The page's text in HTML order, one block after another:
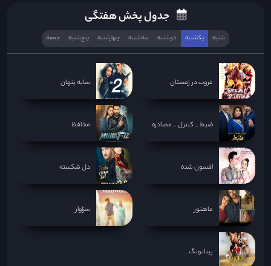
جدول پخش هفتگی
شنبه یکشنبه دوشنبه سه‌‌شنبه چهارشنبه پنج‌شنبه جمعه
غروب در زمستان سایه پنهان
ضبط _ کنترل _ مصادره محافظ
افسون شده دل شکسته
ماهنور سزاوار
پینانونگ